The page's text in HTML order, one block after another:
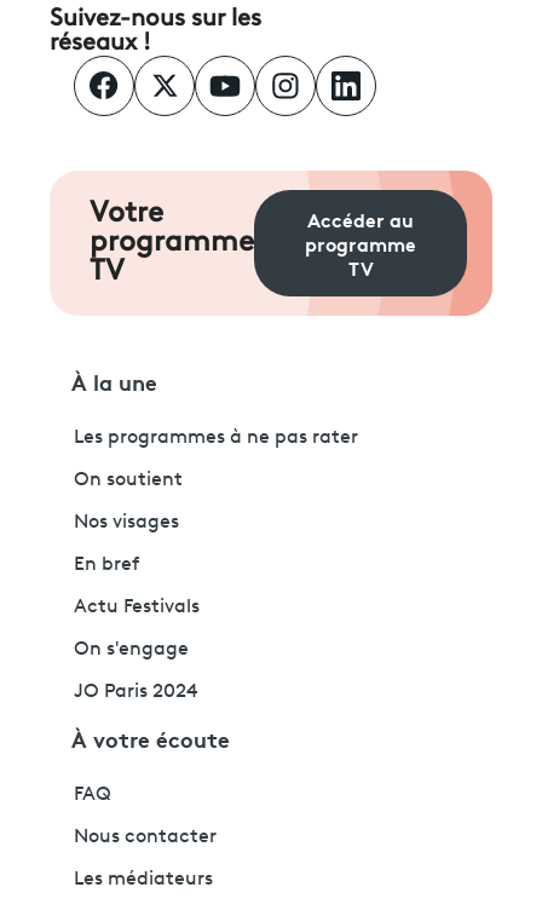
Suivez-nous sur les
réseaux !
Votre
programme
TV
Accéder au
programme
TV
À la une
Les programmes à ne pas rater
On soutient
Nos visages
En bref
Actu Festivals
On s'engage
JO Paris 2024
À votre écoute
FAQ
Nous contacter
Les médiateurs